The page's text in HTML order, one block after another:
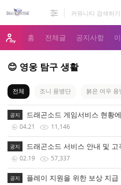
홈 전체글 공지사항
😊 영웅 탐구 생활
전체 조니 용병단 붉은 여우 용
공지 드래곤소드 게임서비스 현황
04.21 11,146
공지 드래곤소드 서비스 안내 및 고
02.19 57,337
공지 플레이 지원을 위한 보상 지급